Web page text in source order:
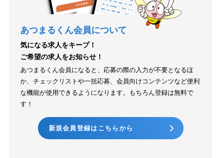
あつまるくん会員について
気になる求人をキープ！
ご希望の求人をお知らせ！
あつまるくん会員になると、応募の際の入力が不要となるほ
か、チェックリストや一括応募、会員向けコンテンツなど便利
な機能が使用できるようになります。もちろん登録は無料で
す！
新規会員登録はこちらから